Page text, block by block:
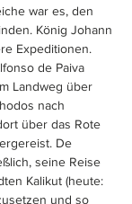
war es, den
König Johann
Expeditionen.
de Paiva
Landweg über
nach
über das Rote
De
seine Reise
Kalikut (heute:
und so